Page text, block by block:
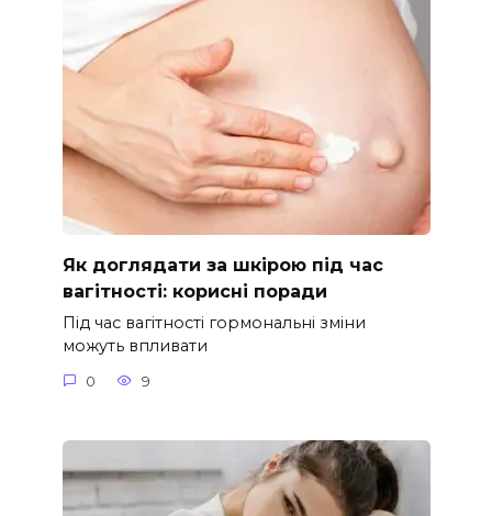
Як доглядати за шкірою під час
вагітності: корисні поради
Під час вагітності гормональні зміни
можуть впливати
0 9